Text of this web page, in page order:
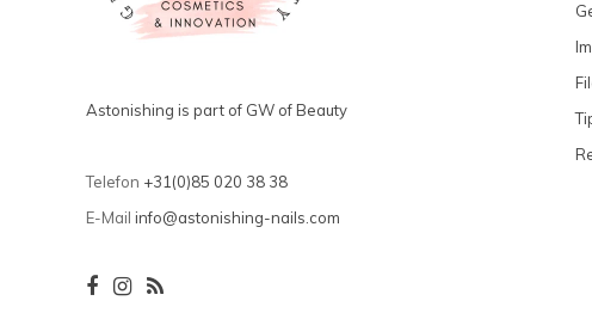
Astonishing is part of GW of Beauty
Telefon +31(0)85 020 38 38
E-Mail info@astonishing-nails.com